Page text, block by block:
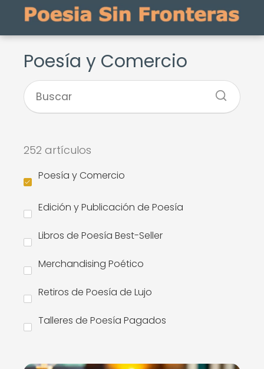
Poesía y Comercio
252 artículos
Poesía y Comercio
Edición y Publicación de Poesía
Libros de Poesía Best-Seller
Merchandising Poético
Retiros de Poesía de Lujo
Talleres de Poesía Pagados